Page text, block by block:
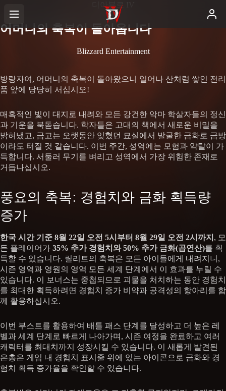
디아블로 IV
어머니의 축복이 돌아옵니다
Blizzard Entertainment
방랑자여, 어머니의 축복이 돌아왔으니 일어나 산처럼 쌓인 전리
품 앞에 당당히 서십시오!
매혹적인 빛이 대지로 내려와 모든 강건한 악마 학살자들의 정신
과 기운을 북돋습니다. 학자들은 고대의 책에서 새로운 비밀을
밝혀냈고, 금고는 오랫동안 잊혔던 묘실에서 발굴한 금화로 금방
이라도 터질 것 같습니다. 이번 주간, 성역에는 모험과 약탈이 가
득합니다. 서둘러 무기를 벼리고 성역에서 가장 위험한 존재로
거듭나십시오.
풍요의 축복: 경험치와 금화 획득량
증가
한국 시간 기준 8월 22일 오전 5시부터 8월 29일 오전 2시까지 , 모
든 플레이어가 35% 추가 경험치와 50% 추가 금화(곱연산)를 획
득할 수 있습니다. 릴리트의 축복은 모든 아이들에게 내려지니,
시즌 영역과 영원의 영역 모든 세계 단계에서 이 효과를 누릴 수
있습니다. 이 보너스는 중첩되므로 괴물을 처치하는 동안 경험치
를 최대한 획득하려면 경험치 증가 비약과 공격성의 항아리를 함
께 활용하십시오.
이번 부스트를 활용하여 배틀 패스 단계를 달성하고 더 높은 레
벨과 세계 단계로 빠르게 나아가며, 시즌 여정을 완료하고 여러
캐릭터를 최대치까지 성장시킬 수 있습니다. 이 새롭게 발견된
은총은 게임 내 경험치 표시줄 위에 있는 아이콘으로 금화와 경
험치 획득 증가율을 확인할 수 있습니다.